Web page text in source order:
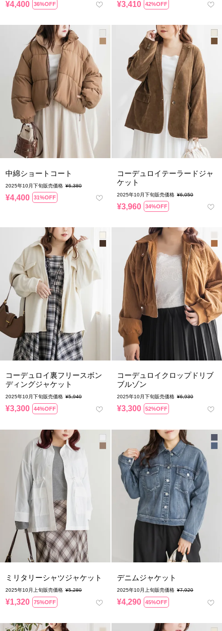
¥4,400 36%OFF ¥3,410 42%OFF
中綿ショートコート
2025年10月下旬販売価格 ¥6,380
¥4,400 31%OFF
コーデュロイテーラードジャ
ケット
2025年10月下旬販売価格 ¥6,050
¥3,960 34%OFF
コーデュロイ裏フリースボン
ディングジャケット
2025年10月下旬販売価格 ¥5,940
¥3,300 44%OFF
コーデュロイクロップドリブ
ブルゾン
2025年10月下旬販売価格 ¥6,930
¥3,300 52%OFF
ミリタリーシャツジャケット
2025年10月上旬販売価格 ¥5,280
¥1,320 75%OFF
デニムジャケット
2025年10月上旬販売価格 ¥7,920
¥4,290 45%OFF